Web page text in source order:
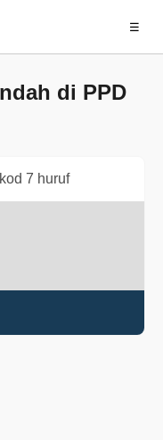
☰
di PPD